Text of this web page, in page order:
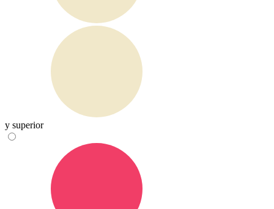
y superior